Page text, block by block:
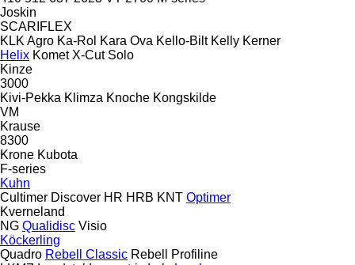
Joskin
SCARIFLEX
KLK Agro Ka-Rol Kara Ova Kello-Bilt Kelly Kerner
Helix Komet X-Cut Solo
Kinze
3000
Kivi-Pekka Klimza Knoche Kongskilde
VM
Krause
8300
Krone Kubota
F-series
Kuhn
Cultimer Discover HR HRB KNT Optimer
Kverneland
NG Qualidisc Visio
Köckerling
Quadro Rebell Classic Rebell Profiline